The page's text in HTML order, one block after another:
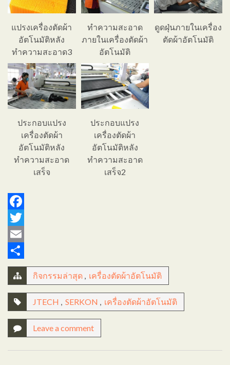
แปรงเครื่องตัดผ้า
อัตโนมัติหลัง
ทำความสะอาด3
ทำความสะอาด
ภายในเครื่องตัดผ้า
อัตโนมัติ
ดูดฝุ่นภายในเครื่อง
ตัดผ้าอัตโนมัติ
ประกอบแปรง
เครื่องตัดผ้า
อัตโนมัติหลัง
ทำความสะอาด
เสร็จ
ประกอบแปรง
เครื่องตัดผ้า
อัตโนมัติหลัง
ทำความสะอาด
เสร็จ2
Facebook
Twitter
Email
Share
กิจกรรมล่าสุด
เครื่องตัดผ้าอัตโนมัติ
JTECH SERKON เครื่องตัดผ้าอัตโนมัติ
Leave a comment